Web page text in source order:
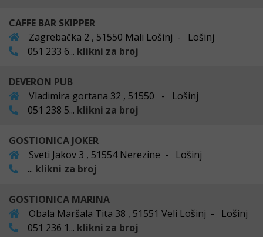
CAFFE BAR SKIPPER
Zagrebačka 2 , 51550 Mali Lošinj - Lošinj
051 233 6... klikni za broj
DEVERON PUB
Vladimira gortana 32 , 51550 - Lošinj
051 238 5... klikni za broj
GOSTIONICA JOKER
Sveti Jakov 3 , 51554 Nerezine - Lošinj
... klikni za broj
GOSTIONICA MARINA
Obala Maršala Tita 38 , 51551 Veli Lošinj - Lošinj
051 236 1... klikni za broj